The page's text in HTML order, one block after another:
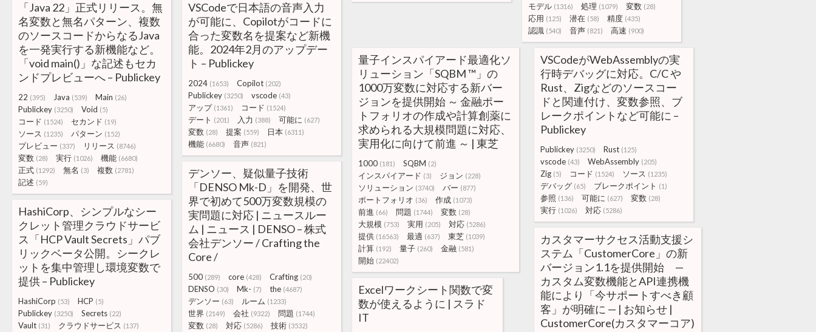
モデル (1316) 処理 (1079) 変数 (28)
応用 (125) 潜在 (58) 精度 (435)
認識 (540) 音声 (821) 高速 (900)
「Java 22」正式リリース。無
名変数と無名パターン、複数
のソースコードからなるJava
を一発実行する新機能など。
「void main()」な記述もセカ
ンドプレビューへ – Publickey
22 (395) Java (539) Main (26)
Publickey (3250) Void (5)
コード (1524) セカンド (19)
ソース (1235) パターン (152)
プレビュー (337) リリース (8746)
変数 (28) 実行 (1026) 機能 (6680)
正式 (1292) 無名 (3) 複数 (2781)
記述 (59)
VSCodeで日本語の音声入力
が可能に、Copilotがコードに
合った変数名を提案など新機
能。2024年2月のアップデー
ト – Publickey
2024 (1653) Copilot (202)
Publickey (3250) vscode (43)
アップ (1361) コード (1524)
デート (201) 入力 (388) 可能に (627)
変数 (28) 提案 (559) 日本 (6311)
機能 (6680) 音声 (821)
量子インスパイアード最適化ソ
リューション「SQBM ™」の
1000万変数に対応する新バー
ジョンを提供開始 ～ 金融ポー
トフォリオの作成や計算創薬に
求められる大規模問題に対応、
実用化に向けて前進 ～ | 東芝
1000 (181) SQBM (2)
インスパイアード (3) ジョン (228)
ソリューション (3740) バー (877)
ポートフォリオ (36) 作成 (1073)
前進 (66) 問題 (1744) 変数 (28)
大規模 (753) 実用 (205) 対応 (5286)
提供 (16563) 最適 (637) 東芝 (1039)
計算 (192) 量子 (260) 金融 (581)
開始 (22402)
VSCodeがWebAssemblyの実
行時デバッグに対応。C/C や
Rust、Zigなどのソースコー
ドと関連付け、変数参照、ブ
レークポイントなど可能に –
Publickey
Publickey (3250) Rust (125)
vscode (43) WebAssembly (205)
Zig (5) コード (1524) ソース (1235)
デバッグ (65) ブレークポイント (1)
参照 (136) 可能に (627) 変数 (28)
実行 (1026) 対応 (5286)
デンソー、疑似量子技術
「DENSO Mk-D」を開発、世
界で初めて500万変数規模の
実問題に対応 | ニュースルー
ム | ニュース | DENSO – 株式
会社デンソー / Crafting the
Core /
500 (289) core (428) Crafting (20)
DENSO (30) Mk- (7) the (4687)
デンソー (63) ルーム (1233)
世界 (2149) 会社 (9322) 問題 (1744)
変数 (28) 対応 (5286) 技術 (3532)
HashiCorp、シンプルなシー
クレット管理クラウドサービ
ス「HCP Vault Secrets」パブ
リックベータ公開。シークレ
ットを集中管理し環境変数で
提供 – Publickey
HashiCorp (53) HCP (5)
Publickey (3250) Secrets (22)
Vault (31) クラウドサービス (137)
カスタマーサクセス活動支援シ
ステム「CustomerCore」の新
バージョン1.1を提供開始 —
カスタム変数機能とAPI連携機
能により「今サポートすべき顧
客」が明確に — | お知らせ |
CustomerCore(カスタマーコア)
Excelワークシート関数で変
数が使えるように | スラド
IT